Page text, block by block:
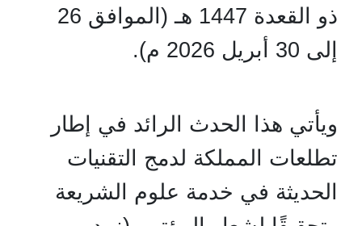
ذو القعدة 1447 هـ (الموافق 26
إلى 30 أبريل 2026 م).
ويأتي هذا الحدث الرائد في إطار
تطلعات المملكة لدمج التقنيات
الحديثة في خدمة علوم الشريعة